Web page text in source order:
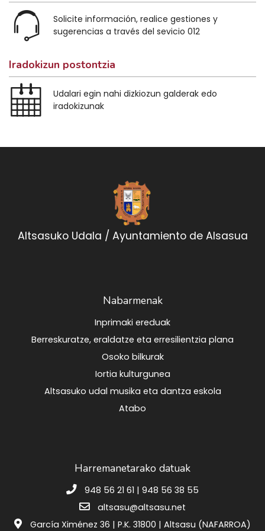
Solicite información, realice gestiones y
sugerencias a través del sevicio 012
Iradokizun postontzia
Udalari egin nahi dizkiozun galderak edo
iradokizunak
Altsasuko Udala / Ayuntamiento de Alsasua
Nabarmenak
Inprimaki ereduak
Berreskuratze, eraldatze eta erresilientzia plana
Osoko bilkurak
Iortia kulturgunea
Altsasuko udal musika eta dantza eskola
Atabo
Harremanetarako datuak
948 56 21 61 | 948 56 38 55
altsasu@altsasu.net
García Ximénez 36 | P.K. 31800 | Altsasu (NAFARROA)